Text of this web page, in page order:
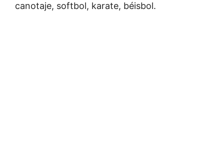
canotaje, softbol, karate, béisbol.